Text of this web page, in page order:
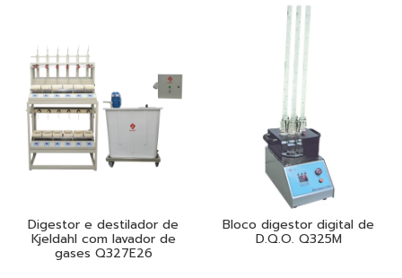
Digestor e destilador de
Kjeldahl com lavador de
gases Q327E26
Bloco digestor digital de
D.Q.O. Q325M